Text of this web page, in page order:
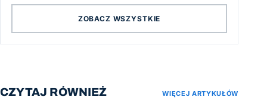
ZOBACZ WSZYSTKIE
CZYTAJ RÓWNIEŻ WIĘCEJ ARTYKUŁÓW